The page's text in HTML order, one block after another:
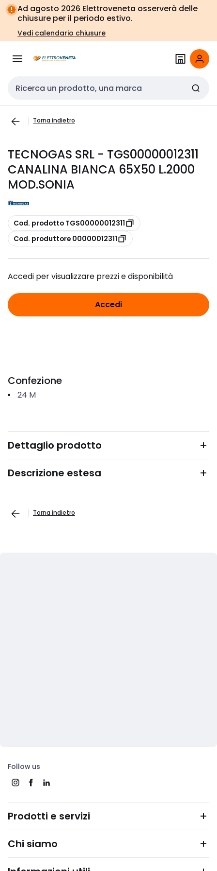
Vai alla
navigazione
Vai
alla
pagina
Ad agosto 2026 Elettroveneta osserverà delle
chiusure per il periodo estivo.
Vedi calendario chiusure
Cerca input
Torna indietro
TECNOGAS SRL - TGS00000012311
CANALINA BIANCA 65X50 L.2000
MOD.SONIA
copia
Cod. prodotto TGS00000012311
copia
Cod. produttore 00000012311
Accedi per visualizzare prezzi e disponibilità
Accedi
Confezione
24 M
Dettaglio prodotto
Descrizione estesa
Torna indietro
Follow us
Prodotti e servizi
Chi siamo